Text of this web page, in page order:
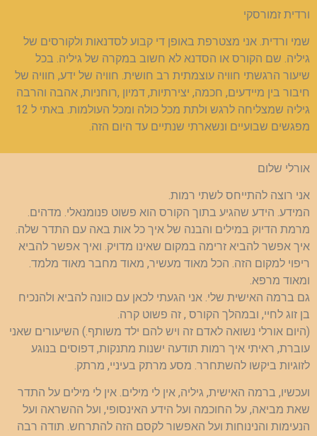
ורדית זמורסקי
שמי ורדית. אני מצטרפת באופן די קבוע לסדנאות ולקורסים של
גיליה. שם הקורס או הסדנא לא חשוב במקרה של גיליה. בכל
שיעור הרגשתי חוויה עוצמתית רב חושית. חוויה של ידע, חוויה של
חיבור בין מיידעים, חכמה, יצירתיות, דמיון ,רוחניות, אהבה והרבה
גיליה שמצליחה לרגש ולתת מכל כולה ומכל העולמות. באתי ל 12
מפגשים שבועיים ונשארתי שנתיים עד היום הזה.
אורלי שלום
אני רוצה להתייחס לשתי רמות.
המידע. הידע שהגיע בתוך הקורס הוא פשוט פנומנאלי. מדהים.
מרמת הדיוק במילים והבנה של איך כל אות באה עם התדר שלה.
איך אפשר להביא זרימה במקום שאינו מדויק. ואיך אפשר להביא
ריפוי למקום הזה. הכל מאוד מעשיר, מאוד מחבר מאוד מלמד.
ומאוד מרפא.
גם ברמה האישית שלי. אני הגעתי לכאן עם כוונה להביא ולהנכיח
בן זוג לחיי, ובמהלך הקורס , זה פשוט קרה.
(היום אורלי נשואה לאדם זה ויש להם ילד משותף.) השיעורים שאני
עוברת, ראיתי איך רמות תודעה ישנות מתנקות, דפוסים בנוגע
לזוגיות ביקשו להשתחרר. מסע מרתק בעיניי, מרתק.
ועכשיו, ברמה האישית, גיליה, אין לי מילים. אין לי מילים על התדר
שאת מביאה, על החוכמה ועל הידע האינסופי, ועל ההשראה ועל
הנעימות והנינוחות ועל האפשור לקסם הזה להתרחש. תודה רבה